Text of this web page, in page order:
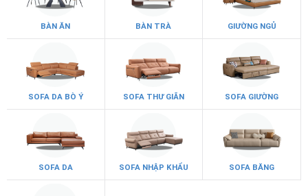
BÀN ĂN BÀN TRÀ GIƯỜNG NGỦ
SOFA DA BÒ Ý SOFA THƯ GIÃN SOFA GIƯỜNG
SOFA DA SOFA NHẬP KHẨU SOFA BĂNG